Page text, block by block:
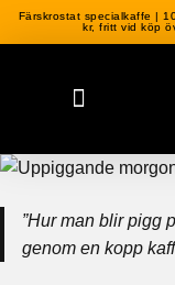
Färskrostat specialkaffe |
kr, fritt vid köp
”Hur man blir pigg
genom en kopp